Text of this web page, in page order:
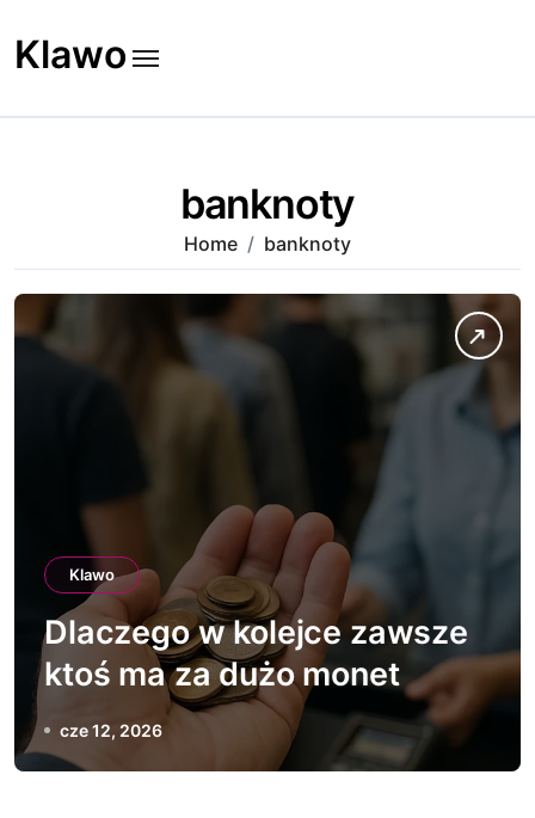
to
content
Klawo
banknoty
Home banknoty
Klawo
Dlaczego w kolejce zawsze
ktoś ma za dużo monet
cze 12, 2026